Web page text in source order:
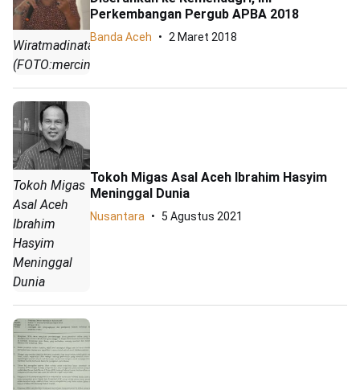
Wiratmadinata
(FOTO:mercinews)
Perkembangan Pergub APBA 2018
Banda Aceh 2 Maret 2018
Tokoh Migas
Asal Aceh
Ibrahim
Hasyim
Meninggal
Dunia
Tokoh Migas Asal Aceh Ibrahim Hasyim
Meninggal Dunia
Nusantara 5 Agustus 2021